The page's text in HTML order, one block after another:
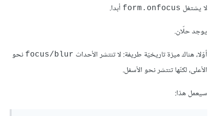
لا يشتغل form.onfocus أبدا.
يوجد حلّان.
أوّلا، هناك ميزة تاريخيّة طريفة: لا تنتشر الأحداث focus/blur نحو
الأعلى، لكنّها تنتشر نحو الأسفل.
سيعمل هذا: